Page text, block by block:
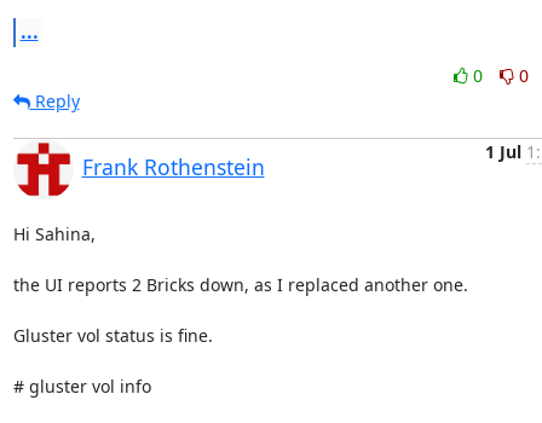
...
0
0
Reply
Frank Rothenstein
1 Jul
Hi Sahina,
the UI reports 2 Bricks down, as I replaced another one.
Gluster vol status is fine.
# gluster vol info